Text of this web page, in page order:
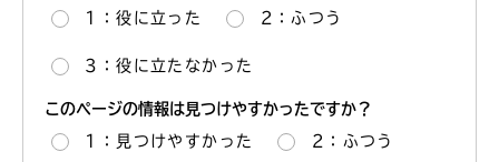
1：役に立った 2：ふつう
3：役に立たなかった
このページの情報は見つけやすかったですか？
1：見つけやすかった 2：ふつう